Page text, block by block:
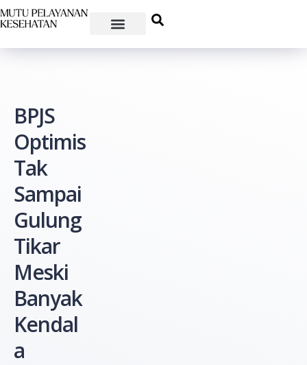
BPJS
Optimis
Tak
Sampai
Gulung
Tikar
Meski
Banyak
Kendal
a